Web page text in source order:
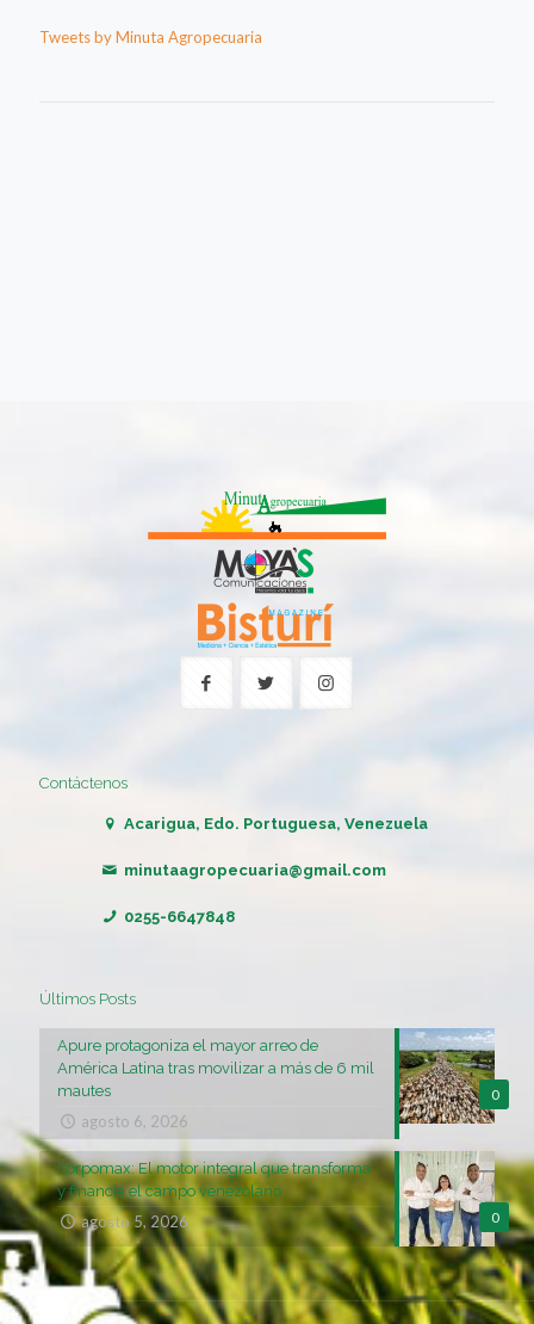
Tweets by Minuta Agropecuaria
Contáctenos
Acarigua, Edo. Portuguesa, Venezuela
minutaagropecuaria@gmail.com
0255-6647848
Últimos Posts
0
Apure protagoniza el mayor arreo de
América Latina tras movilizar a más de 6 mil
mautes
agosto 6, 2026
0
Corpomax: El motor integral que transforma
y financia el campo venezolano
agosto 5, 2026